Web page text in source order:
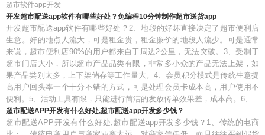
超市软件app开发
开发超市配送app软件有哪些好处？免编程10分钟制作超市送货app
开发超市配送app软件有哪些好处？2、地段的好坏直接决定了超市便利店
生意。好的地点人流大，可是租金贵，租金廉价的地段人流少。可是通常
来说，超市便利店90%的用户都来自于周边2公里，无法突破。3、受制于
超市门店大小，所以超市产品品类有限，非常多小众的产品无法上架，如
果产品类别太多，上下架储存等工作量大。4、会员积分模式是传统生意提
高用户回头率一个十分不错的方式，可是处理会员卡成本高，用户使用不
便利。5、活动工具有限，只能进行简洁的发放传单效果差，成本高。6、
超市配送APP开发有什么好处,超市配送app开发多少钱？
超市配送APP开发有什么好处,超市配送app开发多少钱？1、传统的电商